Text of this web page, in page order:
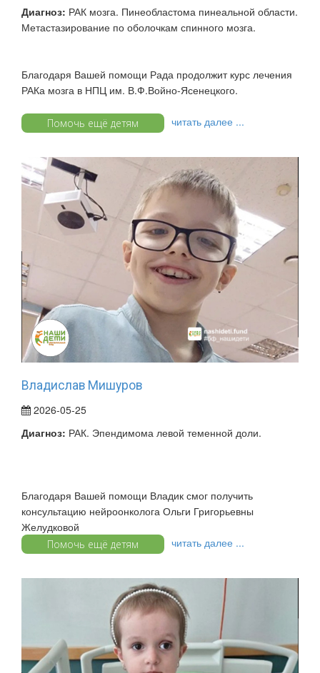
Диагноз: РАК мозга. Пинеобластома пинеальной области.
Метастазирование по оболочкам спинного мозга.
Благодаря Вашей помощи Рада продолжит курс лечения
РАКа мозга в НПЦ им. В.Ф.Войно-Ясенецкого.
Помочь ещё детям читать далее ...
Владислав Мишуров
2026-05-25
Диагноз: РАК. Эпендимома левой теменной доли.
Благодаря Вашей помощи Владик смог получить
консультацию нейроонколога Ольги Григорьевны
Желудковой
Помочь ещё детям читать далее ...